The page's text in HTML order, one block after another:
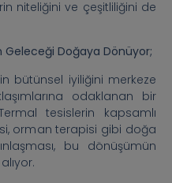
niteliğini ve çeşitliliğini de
Geleceği Doğaya Dönüyor;
bütünsel iyiliğini merkeze
odaklanan bir
tesislerin kapsamlı
orman terapisi gibi doğa
bu dönüşümün